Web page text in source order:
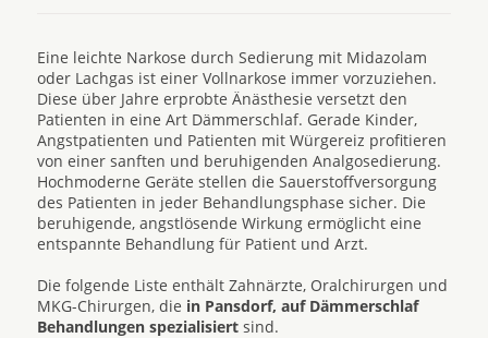
Eine leichte Narkose durch Sedierung mit Midazolam
oder Lachgas ist einer Vollnarkose immer vorzuziehen.
Diese über Jahre erprobte Änästhesie versetzt den
Patienten in eine Art Dämmerschlaf. Gerade Kinder,
Angstpatienten und Patienten mit Würgereiz profitieren
von einer sanften und beruhigenden Analgosedierung.
Hochmoderne Geräte stellen die Sauerstoffversorgung
des Patienten in jeder Behandlungsphase sicher. Die
beruhigende, angstlösende Wirkung ermöglicht eine
entspannte Behandlung für Patient und Arzt.
Die folgende Liste enthält Zahnärzte, Oralchirurgen und
MKG-Chirurgen, die in Pansdorf, auf Dämmerschlaf
Behandlungen spezialisiert sind.